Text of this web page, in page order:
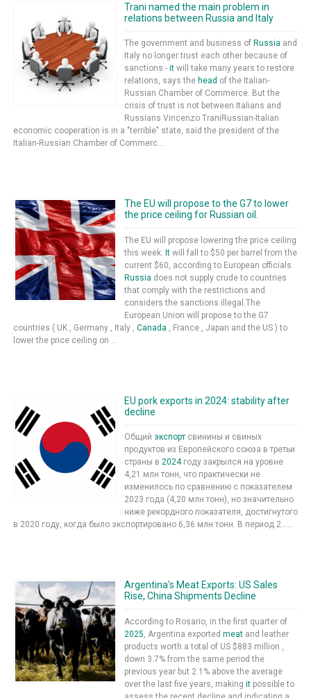
Trani named the main problem in
relations between Russia and Italy
The government and business of Russia and
Italy no longer trust each other because of
sanctions - it will take many years to restore
relations, says the head of the Italian-
Russian Chamber of Commerce. But the
crisis of trust is not between Italians and
Russians Vincenzo TraniRussian-Italian
economic cooperation is in a "terrible" state, said the president of the
Italian-Russian Chamber of Commerc...
The EU will propose to the G7 to lower
the price ceiling for Russian oil.
The EU will propose lowering the price ceiling
this week. It will fall to $50 per barrel from the
current $60, according to European officials.
Russia does not supply crude to countries
that comply with the restrictions and
considers the sanctions illegal.The
European Union will propose to the G7
countries ( UK , Germany , Italy , Canada , France , Japan and the US ) to
lower the price ceiling on ...
EU pork exports in 2024: stability after
decline
Общий экспорт свинины и свиных
продуктов из Европейского союза в третьи
страны в 2024году закрылся на уровне
4,21 млн тонн, что практически не
изменилось по сравнению с показателем
2023 года (4,20 млн тонн), но значительно
ниже рекордного показателя, достигнутого
в 2020 году, когда было экспортировано 6,36 млн тонн. В период 2......
Argentina's Meat Exports: US Sales
Rise, China Shipments Decline
According to Rosario, in the first quarter of
2025, Argentina exported meat and leather
products worth a total of US $883 million ,
down 3.7% from the same period the
previous year but 2.1% above the average
over the last five years, making it possible to